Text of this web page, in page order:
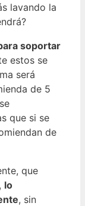
lavando la
soportar
estos se
será
de 5
que si se
de
que
lo
, sin